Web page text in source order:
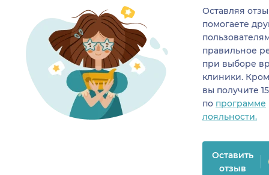
Оставляя
помогаете
правильное
при выборе
клиники.
вы получите
по программе
лояльности.
Оставить
отзыв